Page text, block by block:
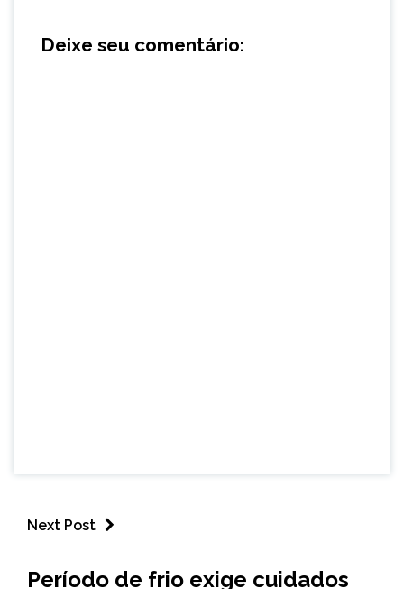
Deixe seu comentário:
Next Post
CAPELINHA
Período de frio exige cuidados